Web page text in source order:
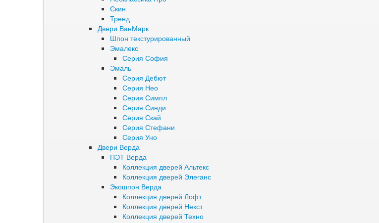
Скин
Тренд
Двери ВанМарк
Шпон текстурированный
Эмалекс
Серия София
Эмаль
Серия Дебют
Серия Нео
Серия Симпл
Серия Синди
Серия Скай
Серия Стефани
Серия Уно
Двери Верда
ПЭТ Верда
Коллекция дверей Альтекс
Коллекция дверей Элеганс
Экошпон Верда
Коллекция дверей Лофт
Коллекция дверей Некст
Коллекция дверей Техно